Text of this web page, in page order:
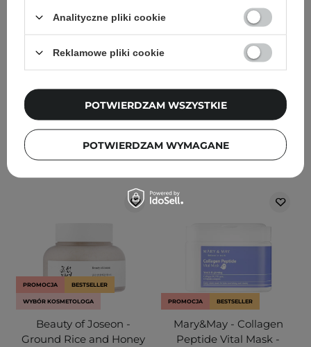
Krem do Twarzy z
Cholesterolem - 80ml
149,00 zł
DODAJ DO KOSZYKA
Cleansing Foam -
Pianka do Twarzy - 150ml
52,20 zł
DODAJ DO KOSZYKA
PROMOCJA BESTSELLER
WYBÓR KOSMETOLOGA
Beauty of Joseon -
Ground Rice and Honey
PROMOCJA BESTSELLER
Mary&May - Collagen
Peptide Vital Mask -
Analityczne pliki cookie
Reklamowe pliki cookie
POTWIERDZAM WYMAGANE
POTWIERDZAM WSZYSTKIE